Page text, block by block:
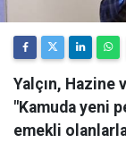
Yalçın, Hazine
"Kamuda yeni
emekli olanlarla